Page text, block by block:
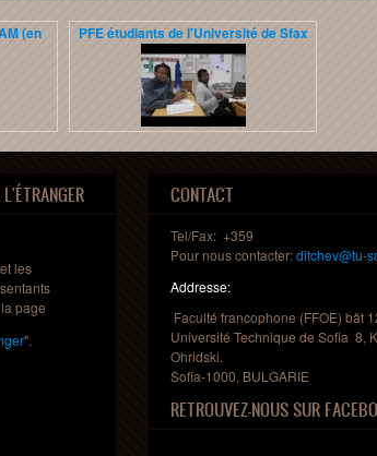
(en
PFE étudiants de l'Université de Sfax
les
page
".
CONTACT
Tel/Fax: +359
Pour nous contacter:ditchev@tu-
Addresse:
Faculté francophone (FFOE) bât
Université Technique de Sofia 8,
Ohridski.
Sofia-1000, BULGARIE
RETROUVEZ-NOUS SUR